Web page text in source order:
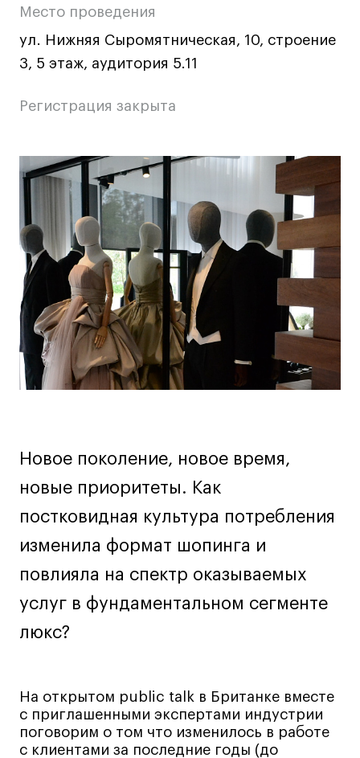
развитие
Среднесрочные
ИЗО и Керамика
Все программы
Онлайн-программы
Дизайн интерьера
Дизайн одежды
Стайлинг
Современная живопись
UX/UI-дизайн
Маркетинг
Все программы
Маркетинг
Диджитал
Интерьер
Лайфстайл
Навыки предпринимателя и управленца
Онлайн
Фотография
Очно + онлайн
Все программы
Место проведения
ул. Нижняя Сыромятническая, 10, строение
3, 5 этаж, аудитория 5.11
Регистрация закрыта
Основная
информация
о
мероприятии
Новое поколение, новое время,
новые приоритеты. Как
постковидная культура потребления
изменила формат шопинга и
повлияла на спектр оказываемых
услуг в фундаментальном сегменте
люкс?
На открытом public talk в Британке вместе
с приглашенными экспертами индустрии
поговорим о том что изменилось в работе
с клиентами за последние годы (до